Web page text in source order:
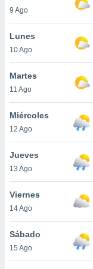
más
nuestra
y
de
disponible
cookies
aceptar
9 Ago
Lunes
10 Ago
Martes
11 Ago
Miércoles
12 Ago
Jueves
13 Ago
Viernes
14 Ago
Sábado
15 Ago